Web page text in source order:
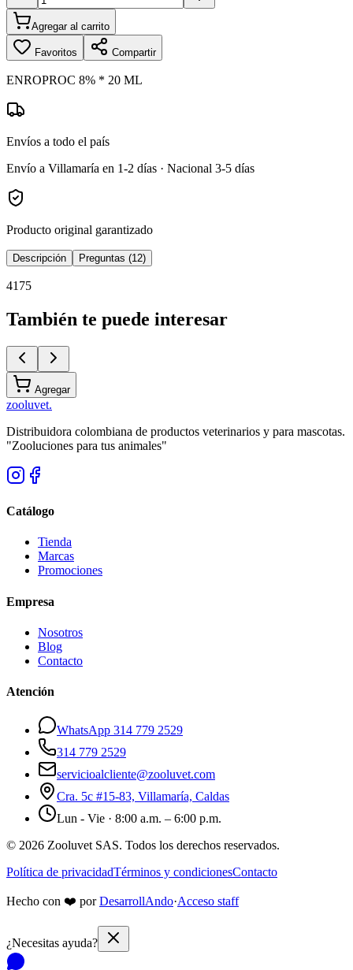
Agregar al carrito
Favoritos Compartir
ENROPROC 8% * 20 ML
Envíos a todo el país
Envío a Villamaría en 1-2 días · Nacional 3-5 días
Producto original garantizado
Descripción Preguntas (12)
4175
También te puede interesar
Agregar
zooluvet.
Distribuidora colombiana de productos veterinarios y para mascotas.
"Zooluciones para tus animales"
Catálogo
Tienda
Marcas
Promociones
Empresa
Nosotros
Blog
Contacto
Atención
WhatsApp 314 779 2529
314 779 2529
servicioalcliente@zooluvet.com
Cra. 5c #15-83, Villamaría, Caldas
Lun - Vie · 8:00 a.m. – 6:00 p.m.
© 2026 Zooluvet SAS. Todos los derechos reservados.
Política de privacidadTérminos y condicionesContacto
Hecho con ❤️ por DesarrollAndo·Acceso staff
¿Necesitas ayuda?